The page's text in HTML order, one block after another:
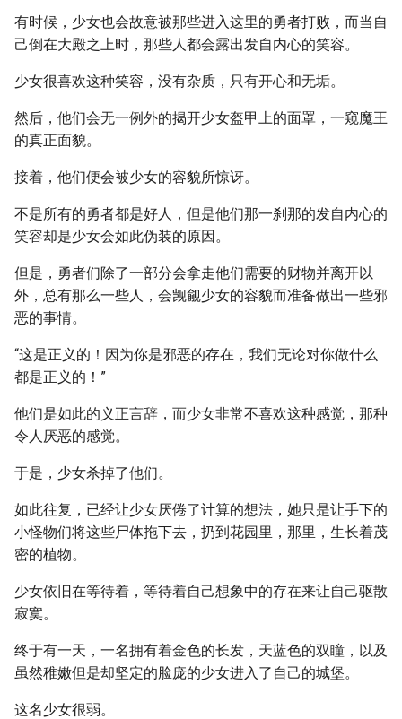
有时候，少女也会故意被那些进入这里的勇者打败，而当自
己倒在大殿之上时，那些人都会露出发自内心的笑容。
少女很喜欢这种笑容，没有杂质，只有开心和无垢。
然后，他们会无一例外的揭开少女盔甲上的面罩，一窥魔王
的真正面貌。
接着，他们便会被少女的容貌所惊讶。
不是所有的勇者都是好人，但是他们那一刹那的发自内心的
笑容却是少女会如此伪装的原因。
但是，勇者们除了一部分会拿走他们需要的财物并离开以
外，总有那么一些人，会觊觎少女的容貌而准备做出一些邪
恶的事情。
“这是正义的！因为你是邪恶的存在，我们无论对你做什么
都是正义的！”
他们是如此的义正言辞，而少女非常不喜欢这种感觉，那种
令人厌恶的感觉。
于是，少女杀掉了他们。
如此往复，已经让少女厌倦了计算的想法，她只是让手下的
小怪物们将这些尸体拖下去，扔到花园里，那里，生长着茂
密的植物。
少女依旧在等待着，等待着自己想象中的存在来让自己驱散
寂寞。
终于有一天，一名拥有着金色的长发，天蓝色的双瞳，以及
虽然稚嫩但是却坚定的脸庞的少女进入了自己的城堡。
这名少女很弱。